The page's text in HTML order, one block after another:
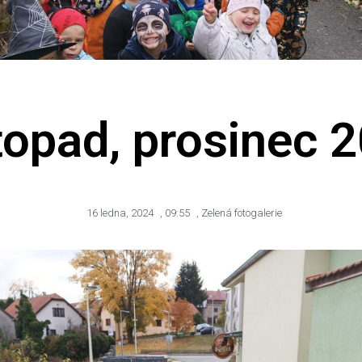
prosinec
16 ledna, 2024 , 09:55 , Zelená fotogalerie